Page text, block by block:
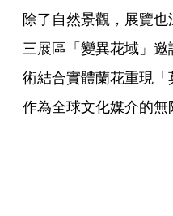
除了自然景觀，展覽
三展區「變異花域」
術結合實體蘭花重現
作為全球文化媒介的無